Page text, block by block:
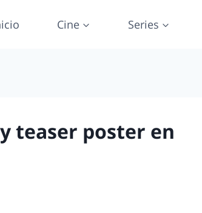
Cine Series
teaser poster en